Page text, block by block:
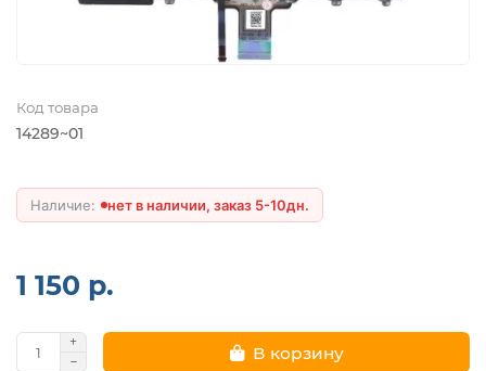
Код товара
14289~01
нет в наличии, заказ 5-10дн.
1 150 р.
В корзину